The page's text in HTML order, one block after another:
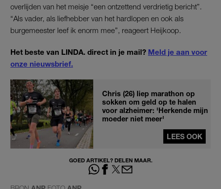
overlijden van het meisje “een ontzettend verdrietig bericht”.
“Als vader, als liefhebber van het hardlopen en ook als
burgemeester leef ik enorm mee”, reageert Heijkoop.
Het beste van LINDA. direct in je mail? Meld je aan voor
onze nieuwsbrief.
Chris (26) liep marathon op
sokken om geld op te halen
voor alzheimer: 'Herkende mijn
moeder niet meer'
LEES OOK
GOED ARTIKEL? DELEN MAAR.